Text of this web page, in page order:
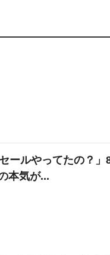
セールやってたの？
本気が...